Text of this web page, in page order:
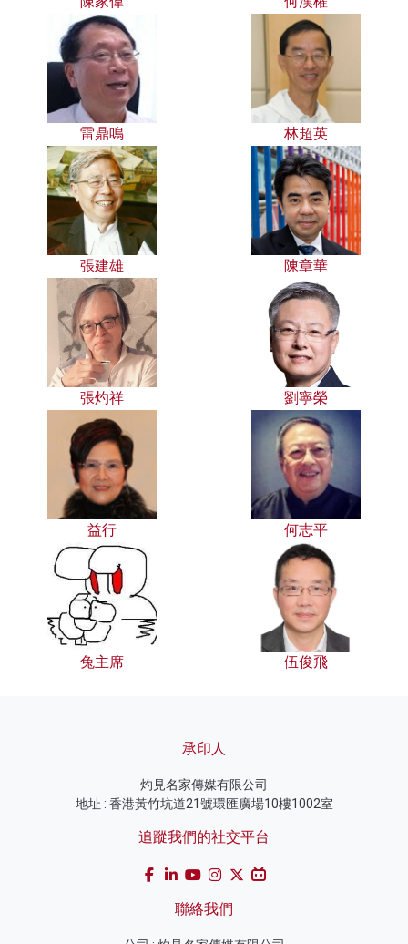
雷鼎鳴 林超英
張建雄 陳章華
張灼祥 劉寧榮
益行 何志平
兔主席 伍俊飛
承印人
灼見名家傳媒有限公司
地址 : 香港黃竹坑道21號環匯廣場10樓1002室
追蹤我們的社交平台
聯絡我們